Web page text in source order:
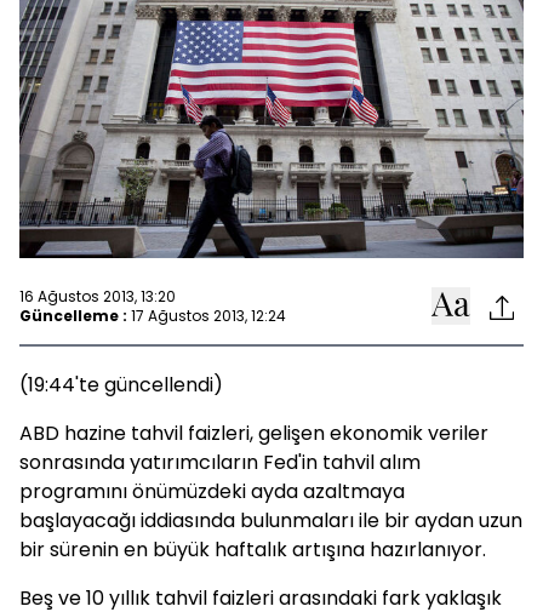
16 Ağustos 2013, 13:20
Güncelleme : 17 Ağustos 2013, 12:24
(19:44'te güncellendi)
ABD hazine tahvil faizleri, gelişen ekonomik veriler
sonrasında yatırımcıların Fed'in tahvil alım
programını önümüzdeki ayda azaltmaya
başlayacağı iddiasında bulunmaları ile bir aydan uzun
bir sürenin en büyük haftalık artışına hazırlanıyor.
Beş ve 10 yıllık tahvil faizleri arasındaki fark yaklaşık